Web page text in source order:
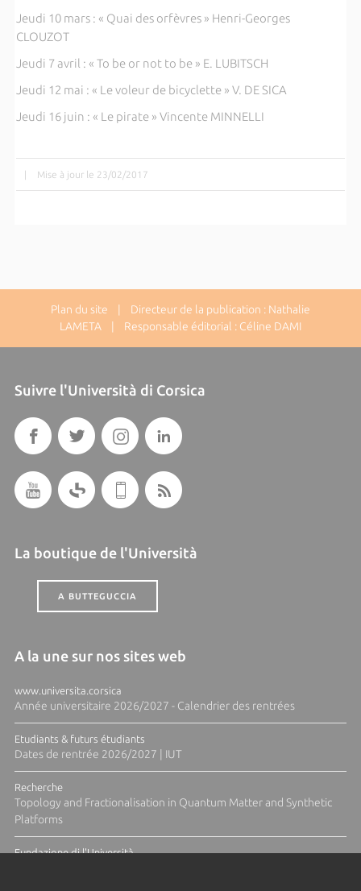
Jeudi 10 mars : « Quai des orfèvres » Henri-Georges
CLOUZOT
Jeudi 7 avril : « To be or not to be » E. LUBITSCH
Jeudi 12 mai : « Le voleur de bicyclette » V. DE SICA
Jeudi 16 juin : « Le pirate » Vincente MINNELLI
| Mise à jour le 23/02/2017
Plan du site | Directeur de la publication : Nathalie
LAMETA | Responsable éditorial : Céline DAMI
Suivre l'Università di Corsica
La boutique de l'Università
A BUTTEGUCCIA
A la une sur nos sites web
www.universita.corsica
Année universitaire 2026/2027 - Calendrier des rentrées
Etudiants & futurs étudiants
Dates de rentrée 2026/2027 | IUT
Recherche
Topology and Fractionalisation in Quantum Matter and Synthetic
Platforms
Fundazione di l'Università